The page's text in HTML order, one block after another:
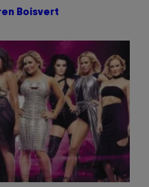
Boisvert